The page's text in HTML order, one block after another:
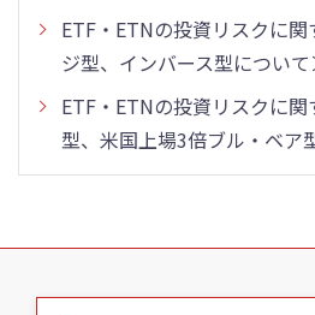
ETF・ETNの投資リスクに
ジ型、インバース型について
ETF・ETNの投資リスクに
型、米国上場3倍ブル・ベア
こ